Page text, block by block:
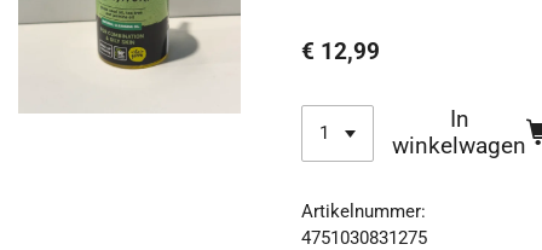
€ 12,99
In
winkelwagen
Artikelnummer:
4751030831275